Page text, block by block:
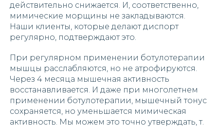
действительно снижается. И, соответственно,
мимические морщины не закладываются.
Наши клиенты, которые делают диспорт
регулярно, подтверждают это.
При регулярном применении ботулотерапии
мышцы расслабляются, но не атрофируются.
Через 4 месяца мышечная активность
восстанавливается. И даже при многолетнем
применении ботулотерапии, мышечный тонус
сохраняется, но уменьшается мимическая
активность. Мы можем это точно утверждать, т.